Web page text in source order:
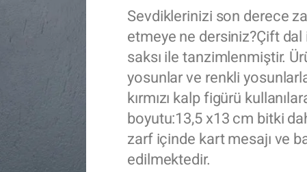
Sevdiklerinizi son derece
etmeye ne dersiniz?Çift
saksı ile tanzimlenmiştir.
yosunlar ve renkli
kırmızı kalp figürü
boyutu:13,5 x13 cm bitki
zarf içinde kart mesajı ve
edilmektedir.